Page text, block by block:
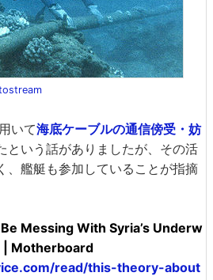
いて海底ケーブルの通信傍受・妨
という話がありましたが、その活
、艦艇も参加していることが指摘
Messing With Syria’s Underw
| Motherboard
read/this-theory-about